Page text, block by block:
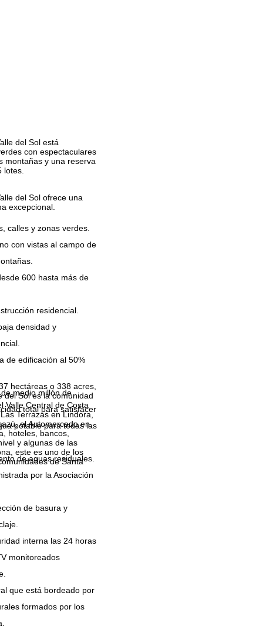
del Sol está
con espectaculares
montañas y una reserva
lotes.
del Sol ofrece una
excepcional.
calles y zonas verdes.
con vistas al campo de
600 hasta más de
residencial.
densidad y
de edificación al 50%
medio millón de
total para satisfacer
potable para todas las
de aguas residuales.
por la Asociación
de basura y
interna las 24 horas
monitoreados
que está bordeado por
formados por los
hectáreas o 338 acres,
del Sol es la comunidad
Valle Central de Costa
Terrazas en Lindora,
el Automercado en
hoteles, bancos,
y algunas de las
este es uno de los
de Santa